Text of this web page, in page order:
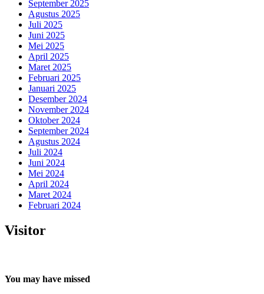
September 2025
Agustus 2025
Juli 2025
Juni 2025
Mei 2025
April 2025
Maret 2025
Februari 2025
Januari 2025
Desember 2024
November 2024
Oktober 2024
September 2024
Agustus 2024
Juli 2024
Juni 2024
Mei 2024
April 2024
Maret 2024
Februari 2024
Visitor
You may have missed